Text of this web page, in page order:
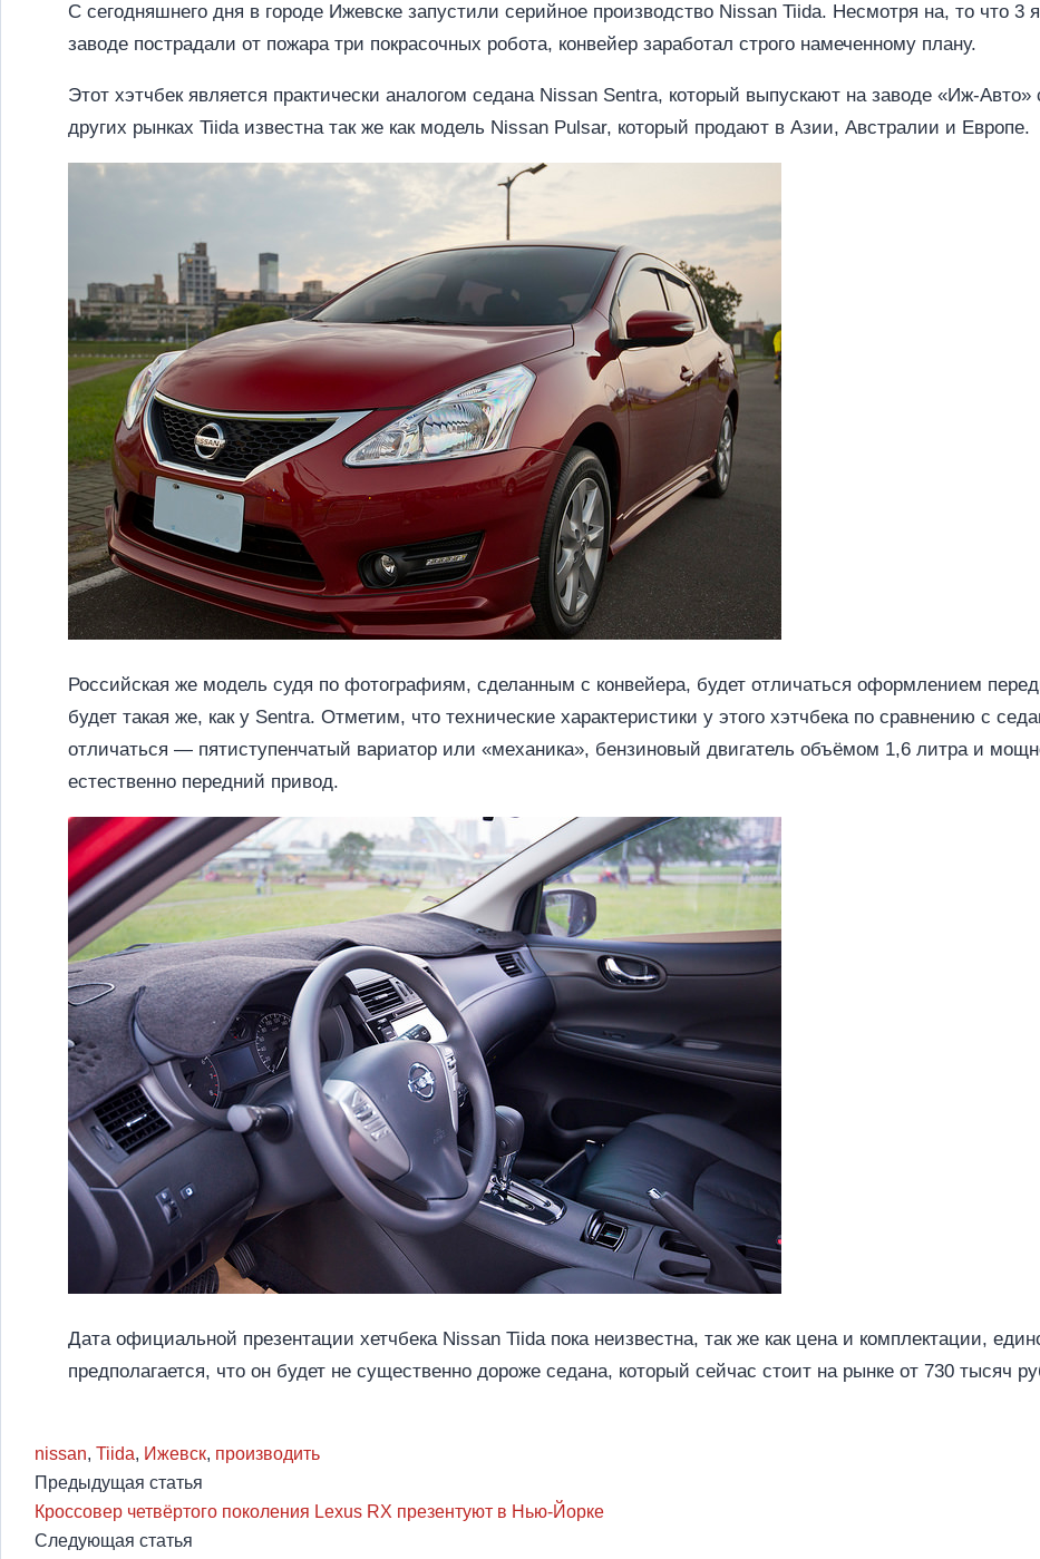
С сегодняшнего дня в городе Ижевске запустили серийное производство Nissan Tiida. Несмотря на, то что 3
заводе пострадали от пожара три покрасочных робота, конвейер заработал строго намеченному плану.
Этот хэтчбек является практически аналогом седана Nissan Sentra, который выпускают на заводе «Иж-
других рынках Tiida известна так же как модель Nissan Pulsar, который продают в Азии, Австралии и Европе.
Российская же модель судя по фотографиям, сделанным с конвейера, будет отличаться оформлением
будет такая же, как у Sentra. Отметим, что технические характеристики у этого хэтчбека по сравнению с
отличаться — пятиступенчатый вариатор или «механика», бензиновый двигатель объёмом 1,6 литра и
естественно передний привод.
Дата официальной презентации хетчбека Nissan Tiida пока неизвестна, так же как цена и комплектации,
предполагается, что он будет не существенно дороже седана, который сейчас стоит на рынке от 730 тысяч
nissan, Tiida, Ижевск, производить
Предыдущая статья
Кроссовер четвёртого поколения Lexus RX презентуют в Нью-Йорке
Следующая статья